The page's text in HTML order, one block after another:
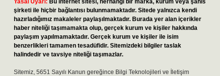
Yasal Uyarı: Bu internet sitesi, herhangi bir marka, kurum veya şahıs
şirketi ile hiçbir bağlantısı bulunmamaktadır. Sitede yalnızca kendi
hazırladığımız makaleler paylaşılmaktadır. Burada yer alan içerikler
haber niteliği taşımamakta olup, gerçek kurum ve kişiler hakkında
paylaşım yapılmamaktadır. Gerçek kurum ve kişiler ile isim
benzerlikleri tamamen tesadüfidir. Sitemizdeki bilgiler taslak
halindedir ve tavsiye niteliği taşımazlar.
Sitemiz, 5651 Sayılı Kanun gereğince Bilgi Teknolojileri ve İletişim